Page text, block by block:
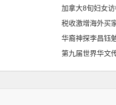
加拿大8旬妇女
税收激增海外买
华裔神探李昌钰
第九届世界华文